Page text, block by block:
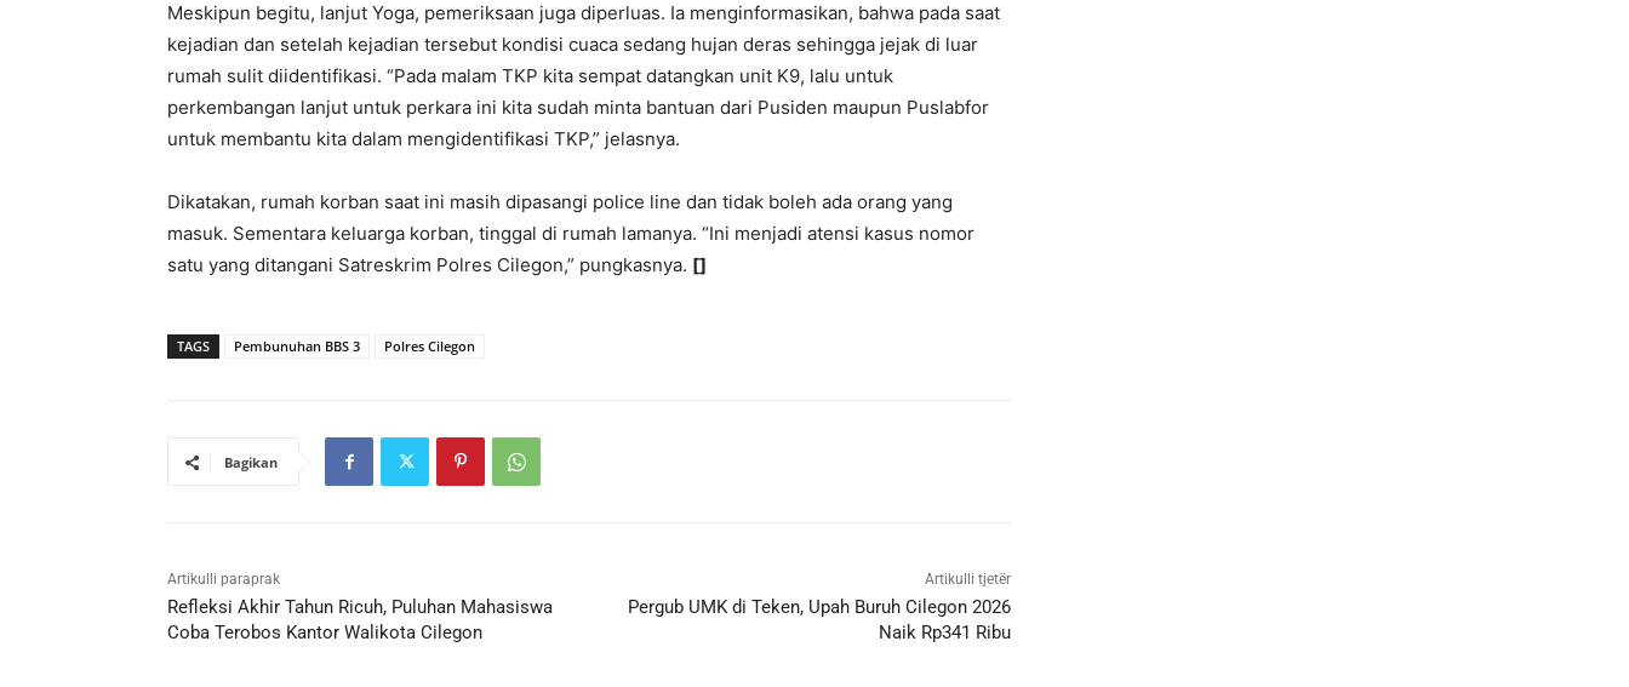
Meskipun begitu, lanjut Yoga, pemeriksaan juga diperluas. Ia menginformasikan, bahwa pada saat
kejadian dan setelah kejadian tersebut kondisi cuaca sedang hujan deras sehingga jejak di luar
rumah sulit diidentifikasi. “Pada malam TKP kita sempat datangkan unit K9, lalu untuk
perkembangan lanjut untuk perkara ini kita sudah minta bantuan dari Pusiden maupun Puslabfor
untuk membantu kita dalam mengidentifikasi TKP,” jelasnya.
Dikatakan, rumah korban saat ini masih dipasangi police line dan tidak boleh ada orang yang
masuk. Sementara keluarga korban, tinggal di rumah lamanya. “Ini menjadi atensi kasus nomor
satu yang ditangani Satreskrim Polres Cilegon,” pungkasnya. []
TAGS Pembunuhan BBS 3 Polres Cilegon
Bagikan
Artikulli paraprak
Refleksi Akhir Tahun Ricuh, Puluhan Mahasiswa
Coba Terobos Kantor Walikota Cilegon
Artikulli tjetër
Pergub UMK di Teken, Upah Buruh Cilegon 2026
Naik Rp341 Ribu